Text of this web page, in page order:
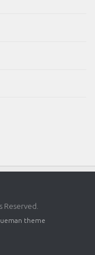
Reserved.
theme